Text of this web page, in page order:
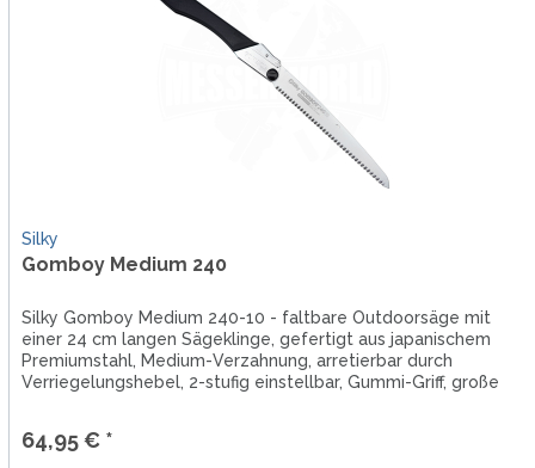
Silky
Gomboy Medium 240
Silky Gomboy Medium 240-10 - faltbare Outdoorsäge mit
einer 24 cm langen Sägeklinge, gefertigt aus japanischem
Premiumstahl, Medium-Verzahnung, arretierbar durch
Verriegelungshebel, 2-stufig einstellbar, Gummi-Griff, große
64,95 € *